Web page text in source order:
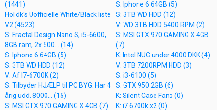
(1441)
Hol.dk's Uofficielle White/Black liste
V2 (4523)
S: Fractal Design Nano S, i5-6600,
8GB ram, 2x 500... (14)
S: Iphone 6 64GB (5)
S: 3TB WD HDD (12)
V: Af I7-6700K (2)
S: Tilbyder HJÆLP til PC BYG. Har 4
årig udd. 8000... (15)
S: MSI GTX 970 GAMING X 4GB (7)
S: Iphone 6 64GB (5)
S: 3TB WD HDD (12)
V: WD 3TB HDD 5400 RPM (2)
S: MSI GTX 970 GAMING X 4GB
(7)
K: Intel NUC under 4000 DKK (4)
V: 3TB 7200RPM HDD (3)
S: i3-6100 (5)
S: GTX 950 2GB (6)
K: Silent Case Fans (0)
K: i7 6700k x2 (0)